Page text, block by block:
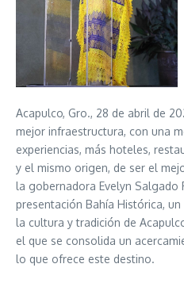
Acapulco, Gro., 28 de abril de
mejor infraestructura, con una
experiencias, más hoteles,
y el mismo origen, de ser el
la gobernadora Evelyn Salgado
presentación Bahía Histórica,
la cultura y tradición de
el que se consolida un
lo que ofrece este destino.